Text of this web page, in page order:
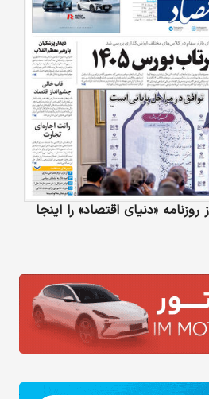
«دنیای‌ اقتصاد» را اینجا